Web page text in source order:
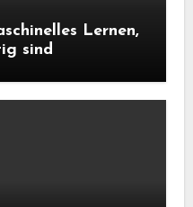
Lernen,
sind